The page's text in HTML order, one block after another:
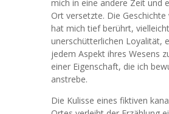
mich in eine andere Zeit und
Ort versetzte. Die Geschichte
hat mich tief berührt,
unerschütterlichen Loyalität,
jedem Aspekt ihres Wesens
einer Eigenschaft, die ich
anstrebe.
Die Kulisse eines fiktiven